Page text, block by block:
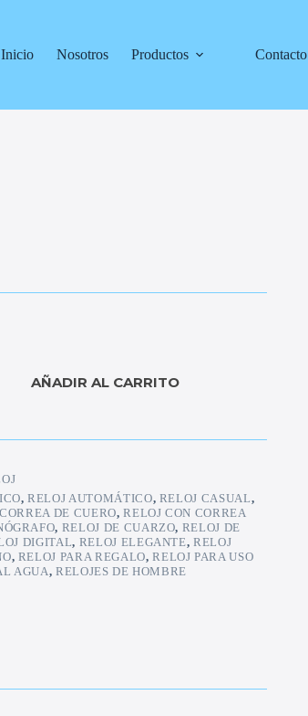
Inicio Nosotros Productos Contacto
AÑADIR AL CARRITO
,RELOJ AUTOMÁTICO, RELOJ CASUAL,
DE CUERO,RELOJ CON CORREA
, RELOJ DE CUARZO, RELOJ DE
DIGITAL, RELOJ ELEGANTE,RELOJ
, RELOJ PARA REGALO,RELOJ PARA USO
AGUA,RELOJES DE HOMBRE